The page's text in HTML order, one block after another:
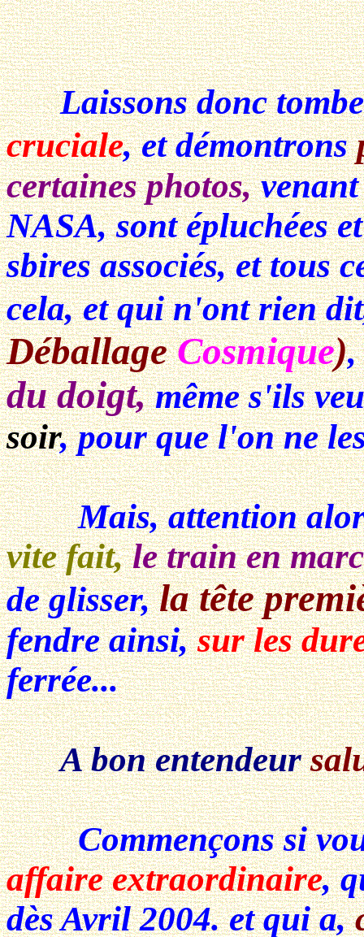
Laissons donc
cruciale, et démontrons
certaines photos,
NASA, sont épluchées
sbires associés, et tous
cela, et qui n'ont rien
DéballageCosmique)
du doigt,même s'ils
soir, pour que l'on ne
Mais, attention
vite fait,le train en
de glisser,la tête
fendre ainsi,sur les
ferrée...
A bon entendeur
Commençons si
affaire extraordinaire,
dès Avril 2004. et qui a,